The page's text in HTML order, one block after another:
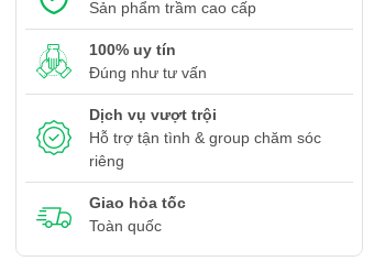
Sản phẩm trầm cao cấp
100% uy tín
Đúng như tư vấn
Dịch vụ vượt trội
Hỗ trợ tận tình & group chăm sóc
riêng
Giao hỏa tốc
Toàn quốc